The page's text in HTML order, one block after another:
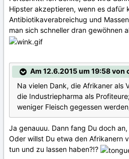
Hipster akzeptieren, wenn es dafür
Antibiotikaverabreichug und
man sich schneller dran gewöhnen
Am 12.6.2015 um 19:58 von
Na vielen Dank, die Afrikaner als
die Industriepharma als
weniger Fleisch gegessen
Ja genauuu. Dann fang Du doch
Oder willst Du etwa den Afrikanern
tun und zu lassen haben?!?